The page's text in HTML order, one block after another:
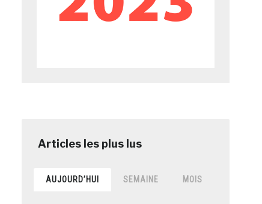
AUJOURD’HUI SEMAINE MOIS